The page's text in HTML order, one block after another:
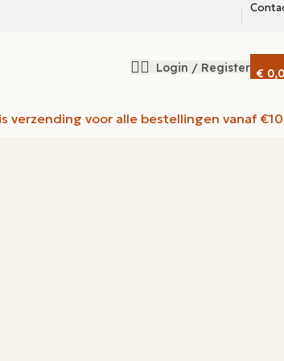
Login / Register €
verzending voor alle bestellingen vanaf